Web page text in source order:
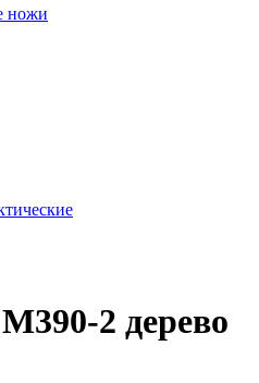
ножи
2 дерево